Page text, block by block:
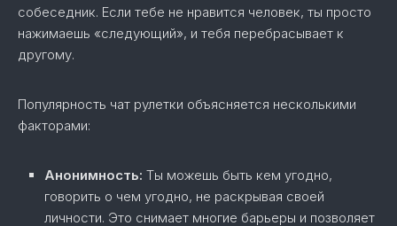
собеседник. Если тебе не нравится человек, ты просто
нажимаешь «следующий», и тебя перебрасывает к
другому.
Популярность чат рулетки объясняется несколькими
факторами:
Анонимность: Ты можешь быть кем угодно,
говорить о чем угодно, не раскрывая своей
личности. Это снимает многие барьеры и позволяет